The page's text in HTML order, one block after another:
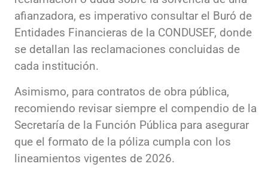
afianzadora, es imperativo consultar el Buró de
Entidades Financieras de la CONDUSEF, donde
se detallan las reclamaciones concluidas de
cada institución.
Asimismo, para contratos de obra pública,
recomiendo revisar siempre el compendio de la
Secretaría de la Función Pública para asegurar
que el formato de la póliza cumpla con los
lineamientos vigentes de 2026.